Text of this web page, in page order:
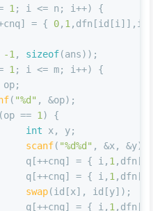
1 ; i <= n; i++) {
= {
0, 1 ,dfn[id[i]],i,
-1 , sizeof(ans));
1 ; i <= m; i++) {
op;
( "%d" , &op);
== 1 ) {
int x, y;
scanf( "%d%d" , &x, &y);
			q[++cnq] = { i,
1
			q[++cnq] = { i,
1
swap(id[x], id[y]);
			q[++cnq] = { i,
1